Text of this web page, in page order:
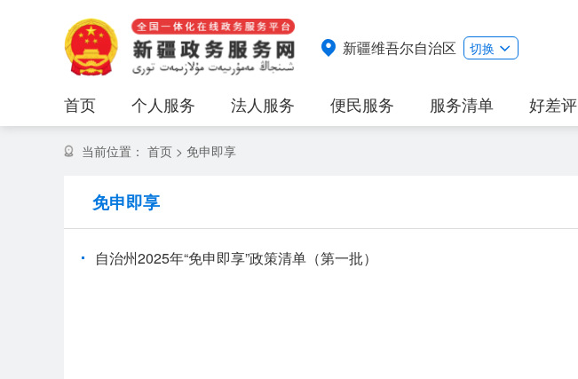
新疆维吾尔自治区 切换
首页 个人服务 法人服务 便民服务 服务清单 好差评
当前位置： 首页 > 免申即享
免申即享
自治州2025年“免申即享”政策清单（第一批）